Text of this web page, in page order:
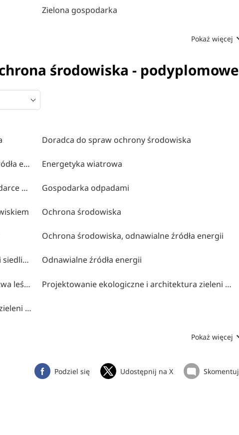
Zielona gospodarka
Pokaż więcej
środowiska - podyplomowe
Doradca do spraw ochrony środowiska
Efektywność energetyczna, odnawialne źródła energii i inne narzędzia prowadzące do transformacji energetycznej Energetyka wiatrowa
Gis, fotogrametria i teledetekcja w gospodarce narodowej, obronie kraju i ochronie środowiska Gospodarka odpadami
Ochrona środowiska
Ochrona środowiska, odnawialne źródła energii
Ochrona zagrożonych gatunków ptaków i siedlisk przyrodniczych w programie rolno-środowiskowo-klimatycznym, oceny oddziaływania na środowisko Odnawialne źródła energii
Problemy współczesnego siedliskoznawstwa leśnego Projektowanie ekologiczne i architektura zieleni (eco design)
Projektowanie ekologiczne i architektura zieleni (ecodesign)
Pokaż więcej
Podziel się Udostępnij na X Skomentuj